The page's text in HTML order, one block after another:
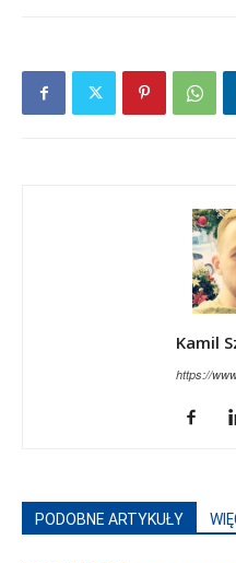
Kamil
https://
PODOBNE ARTYKUŁY